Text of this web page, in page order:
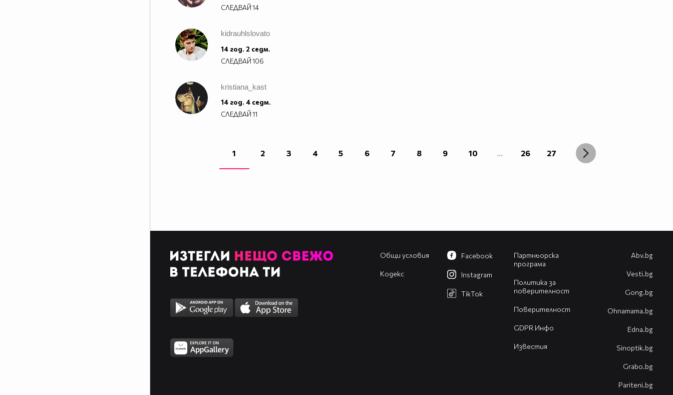
СЛЕДВАЙ14
kidrauhlslovato
14 год. 2 седм.
СЛЕДВАЙ106
kristiana_kast
14 год. 4 седм.
СЛЕДВАЙ11
1 2 3 4 5 6 7 8 9 10 ... 26 27
Общи условия
Кодекс
Партньорска
програма
Политика за
поверителност
Поверителност
GDPR Инфо
Известия
Facebook
Instagram
TikTok
Abv.bg
Vesti.bg
Gong.bg
Оhnamama.bg
Edna.bg
Sinoptik.bg
Grabo.bg
Pariteni.bg